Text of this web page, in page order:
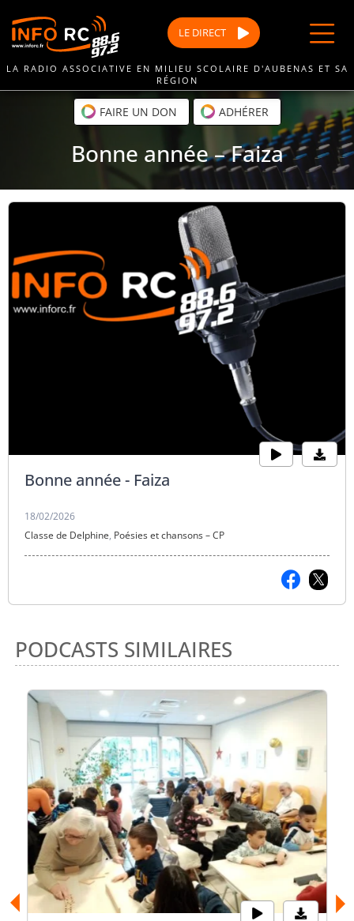
au
contenu
LE DIRECT
LA RADIO ASSOCIATIVE EN MILIEU SCOLAIRE D'AUBENAS ET SA
RÉGION
FAIRE UN DON ADHÉRER
Bonne année – Faiza
Bonne année - Faiza
18/02/2026
Classe de Delphine, Poésies et chansons – CP
PODCASTS SIMILAIRES